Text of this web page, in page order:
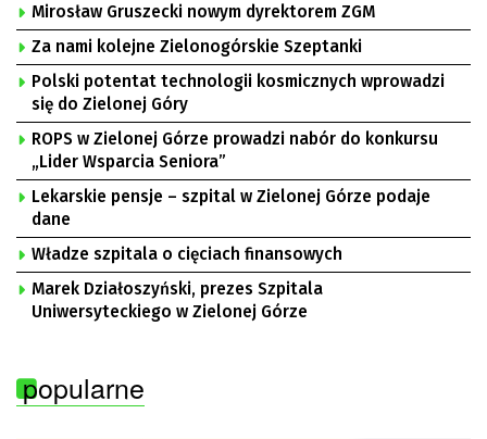
Mirosław Gruszecki nowym dyrektorem ZGM
Za nami kolejne Zielonogórskie Szeptanki
Polski potentat technologii kosmicznych wprowadzi
się do Zielonej Góry
ROPS w Zielonej Górze prowadzi nabór do konkursu
„Lider Wsparcia Seniora”
Lekarskie pensje – szpital w Zielonej Górze podaje
dane
Władze szpitala o cięciach finansowych
Marek Działoszyński, prezes Szpitala
Uniwersyteckiego w Zielonej Górze
popularne